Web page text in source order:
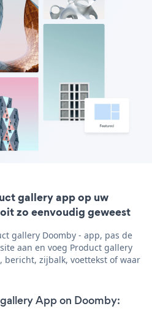
gallery app op uw
zo eenvoudig geweest
gallery Doomby - app, pas de
aan en voeg Product gallery
bericht, zijbalk, voettekst of waar
App on Doomby: